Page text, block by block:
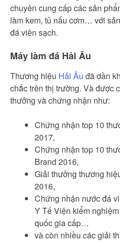
chuyên cung cấp các sản
làm kem, tủ nấu cơm… với
đá viên sạch.
Máy làm đá Hải Âu
Thương hiệu Hải Âu đã dần
chắc trên thị trường. Và được
thưởng và chứng nhận như:
Chứng nhận top 10
2017,
Chứng nhận top 10
Brand 2016,
Giải thưởng thương
2016,
Chứng nhận nước đá
Y Tế Viện kiểm
quốc gia cấp…
và còn nhiều các giải